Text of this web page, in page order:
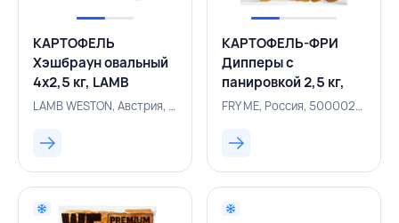
КАРТОФЕЛЬ
Хэшбраун овальный
4х2,5 кг, LAMB
WESTON,
LAMB WESTON, Австрия, 500002020
КАРТОФЕЛЬ-ФРИ
Дипперы с
панировкой 2,5 кг,
WE FRY, РОССИЯ
FRY ME, Россия, 500002462